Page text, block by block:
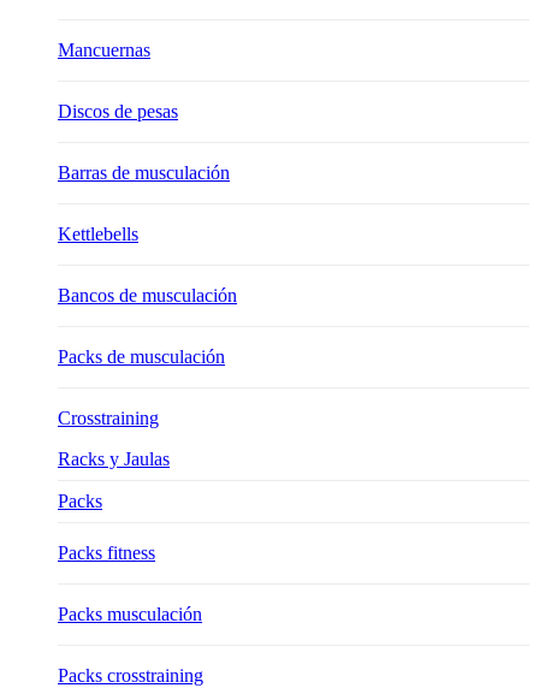
Mancuernas
Discos de pesas
Barras de musculación
Kettlebells
Bancos de musculación
Packs de musculación
Crosstraining
Racks y Jaulas
Packs
Packs fitness
Packs musculación
Packs crosstraining